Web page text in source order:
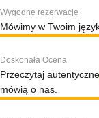
Wygodne rezerwacje
Mówimy w Twoim
Doskonała Ocena
Przeczytaj autentyczne
mówią o nas.